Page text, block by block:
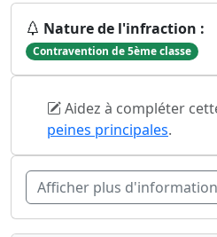
Nature de l'infraction :
Contravention de 5ème classe
Aidez à compléter
peines principales.
Afficher plus